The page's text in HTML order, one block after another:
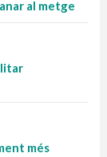
al metge
més